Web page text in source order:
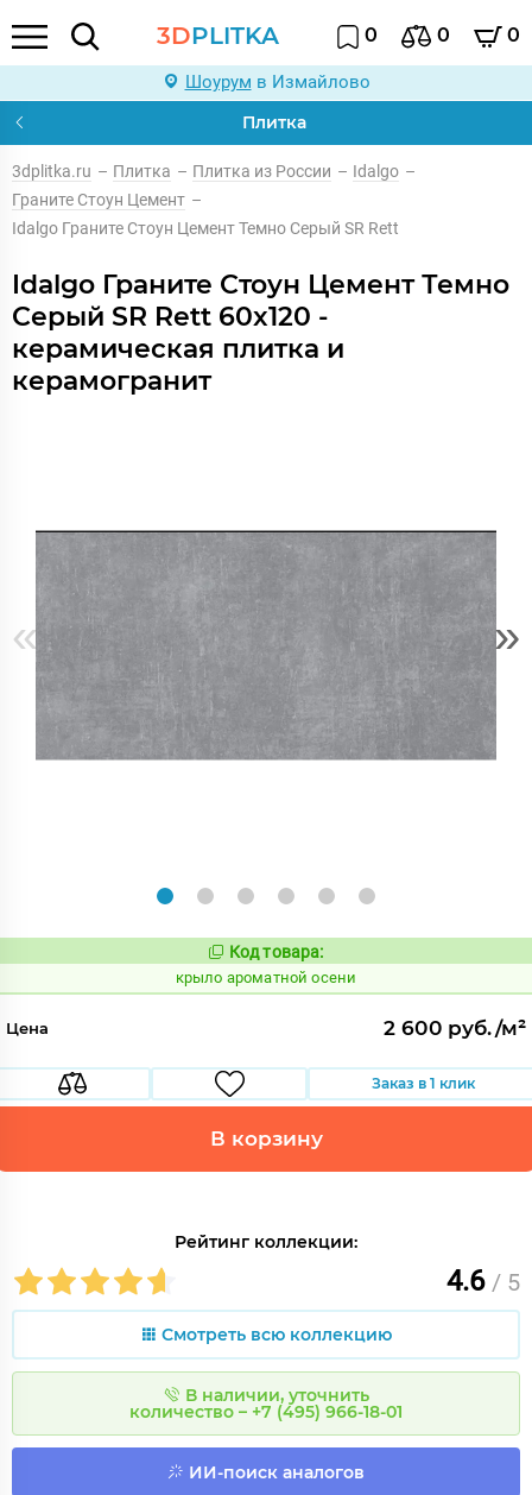
3DPLITKA 0 0 0
Шоурум в Измайлово
Плитка
3dplitka.ru – Плитка – Плитка из России – Idalgo –
Граните Стоун Цемент –
Idalgo Граните Стоун Цемент Темно Серый SR Rett
Idalgo Граните Стоун Цемент Темно
Серый SR Rett 60x120 -
керамическая плитка и
керамогранит
« »
Код:
828440
Код товара:
крыло ароматной осени
Цена 2 600 руб./м²
Заказ в 1 клик
В корзину
Рейтинг коллекции:
4.6 / 5
Смотреть всю коллекцию
В наличии, уточнить
количество – +7 (495) 966-18-01
ИИ-поиск аналогов